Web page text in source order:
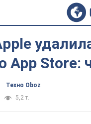
App Store:
Техно Oboz
5,2 т.